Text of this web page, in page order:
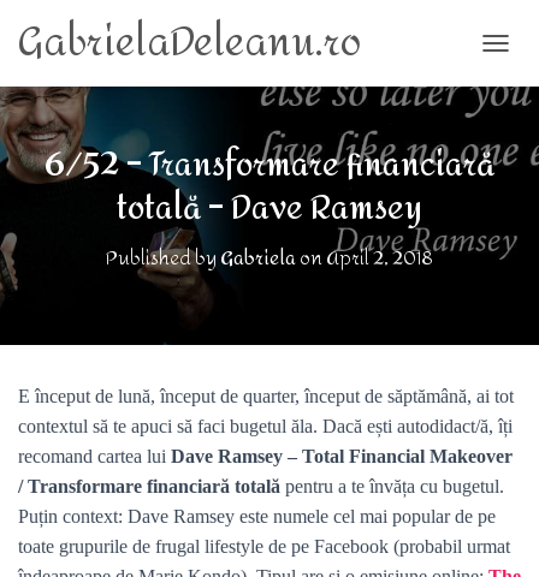
GabrielaDeleanu.ro
6/52 – Transformare financiară
totală – Dave Ramsey
Published byGabrielaonApril 2, 2018
E început de lună, început de quarter, început de săptămână, ai tot
contextul să te apuci să faci bugetul ăla. Dacă ești autodidact/ă, îți
recomand cartea lui Dave Ramsey – Total Financial Makeover
/ Transformare financiară totală pentru a te învăța cu bugetul.
Puțin context: Dave Ramsey este numele cel mai popular de pe
toate grupurile de frugal lifestyle de pe Facebook (probabil urmat